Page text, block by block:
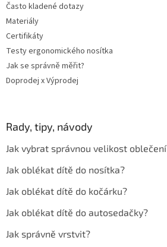
Často kladené dotazy
Materiály
Certifikáty
Testy ergonomického nosítka
Jak se správně měřit?
Doprodej x Výprodej
Rady, tipy, návody
Jak vybrat správnou velikost oblečení
Jak oblékat dítě do nosítka?
Jak oblékat dítě do kočárku?
Jak oblékat dítě do autosedačky?
Jak správně vrstvit?